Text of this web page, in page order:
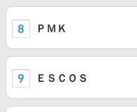
ＰＭＫ
ＥＳＣＯＳ